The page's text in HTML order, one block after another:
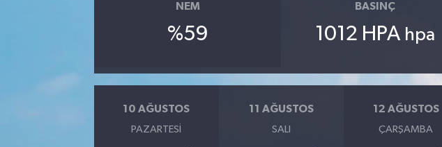
NEM
%59
BASINÇ
1012 HPA hpa
10 AĞUSTOS
PAZARTESI
11 AĞUSTOS
SALI
12 AĞUSTOS
ÇARŞAMBA